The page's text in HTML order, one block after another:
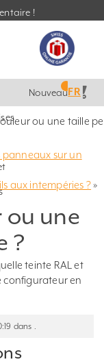
!
Nouveautés
FR
ou une taille
sur un
aux intempéries ?»
ou une
?
teinte RAL et
configurateur en
dans .